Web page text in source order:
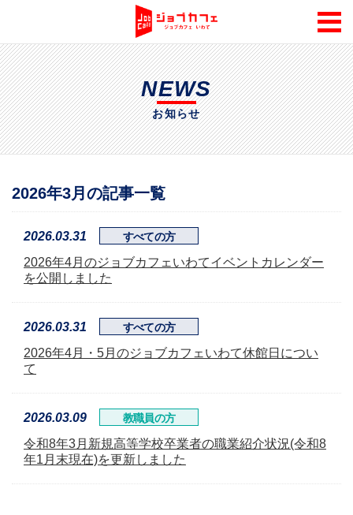
NEWS
お知らせ
2026年3月の記事一覧
2026.03.31 すべての方
2026年4月のジョブカフェいわてイベントカレンダー
を公開しました
2026.03.31 すべての方
2026年4月・5月のジョブカフェいわて休館日につい
て
2026.03.09 教職員の方
令和8年3月新規高等学校卒業者の職業紹介状況(令和8
年1月末現在)を更新しました